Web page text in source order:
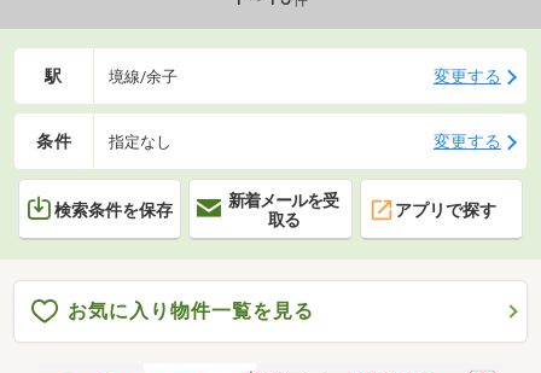
駅 境線/余子 変更する
条件 指定なし 変更する
検索条件を保存
新着メールを受
取る
アプリで探す
お気に入り物件一覧を見る